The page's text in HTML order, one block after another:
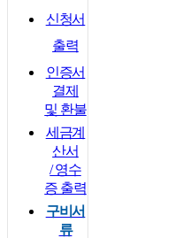
신청서
출력
인증서
결제
및 환불
세금계
산서
/ 영수
증 출력
구비서
류